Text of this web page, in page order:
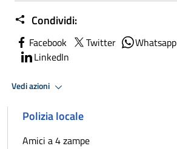
Condividi:
Facebook Twitter Whatsapp
LinkedIn
Vedi azioni
Polizia locale
Amici a 4 zampe